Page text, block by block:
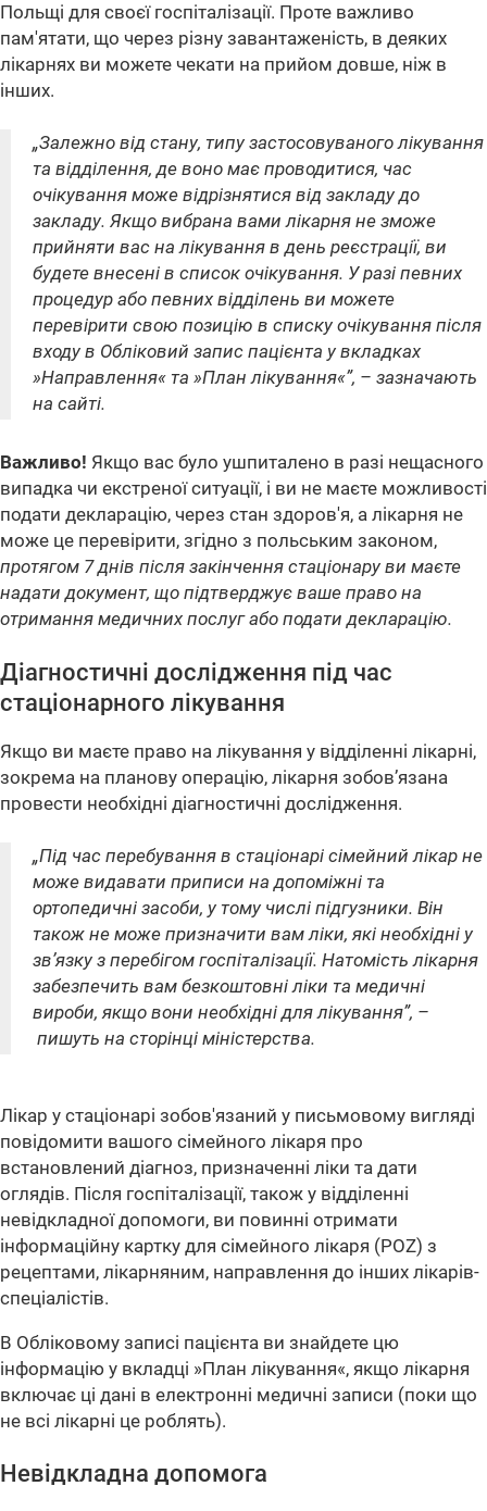
Польщі для своєї госпіталізації. Проте важливо
пам'ятати, що через різну завантаженість, в деяких
лікарнях ви можете чекати на прийом довше, ніж в
інших.
„Залежно від стану, типу застосовуваного лікування
та відділення, де воно має проводитися, час
очікування може відрізнятися від закладу до
закладу. Якщо вибрана вами лікарня не зможе
прийняти вас на лікування в день реєстрації, ви
будете внесені в список очікування. У разі певних
процедур або певних відділень ви можете
перевірити свою позицію в списку очікування після
входу в Обліковий запис пацієнта у вкладках
»Направлення« та »План лікування«”, – зазначають
на сайті.
Важливо! Якщо вас було ушпиталено в разі нещасного
випадка чи екстреної ситуації, і ви не маєте можливості
подати декларацію, через стан здоров'я, а лікарня не
може це перевірити, згідно з польським законом,
протягом 7 днів після закінчення стаціонару ви маєте
надати документ, що підтверджує ваше право на
отримання медичних послуг або подати декларацію.
Діагностичні дослідження під час
стаціонарного лікування
Якщо ви маєте право на лікування у відділенні лікарні,
зокрема на планову операцію, лікарня зобов’язана
провести необхідні діагностичні дослідження.
„Під час перебування в стаціонарі сімейний лікар не
може видавати приписи на допоміжні та
ортопедичні засоби, у тому числі підгузники. Він
також не може призначити вам ліки, які необхідні у
зв’язку з перебігом госпіталізації. Натомість лікарня
забезпечить вам безкоштовні ліки та медичні
вироби, якщо вони необхідні для лікування”, –
пишуть на сторінці міністерства.
Лікар у стаціонарі зобов'язаний у письмовому вигляді
повідомити вашого сімейного лікаря про
встановлений діагноз, призначенні ліки та дати
оглядів. Після госпіталізації, також у відділенні
невідкладної допомоги, ви повинні отримати
інформаційну картку для сімейного лікаря (POZ) з
рецептами, лікарняним, направлення до інших лікарів-
спеціалістів.
В Обліковому записі пацієнта ви знайдете цю
інформацію у вкладці »План лікування«, якщо лікарня
включає ці дані в електронні медичні записи (поки що
не всі лікарні це роблять).
Невідкладна допомога